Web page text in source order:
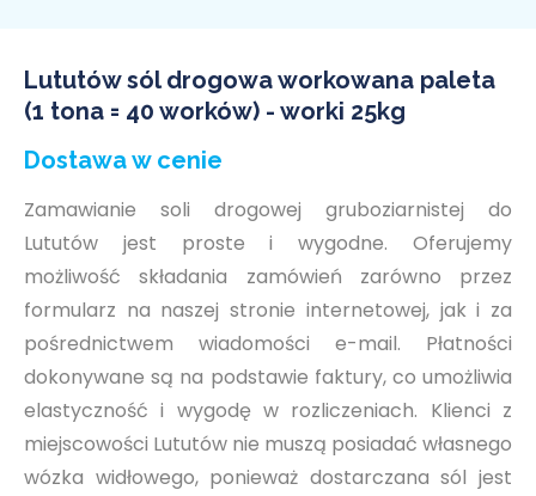
Lututów sól drogowa workowana paleta
(1 tona = 40 worków) - worki 25kg
Dostawa w cenie
Zamawianie soli drogowej gruboziarnistej do
Lututów jest proste i wygodne. Oferujemy
możliwość składania zamówień zarówno przez
formularz na naszej stronie internetowej, jak i za
pośrednictwem wiadomości e-mail. Płatności
dokonywane są na podstawie faktury, co umożliwia
elastyczność i wygodę w rozliczeniach. Klienci z
miejscowości Lututów nie muszą posiadać własnego
wózka widłowego, ponieważ dostarczana sól jest